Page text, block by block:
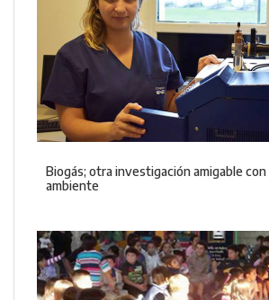
Biogás; otra investigación amigable con
ambiente